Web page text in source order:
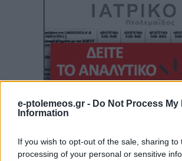
e-ptolemeos.gr - Do Not Process My
Information
If you wish to opt-out of the sale, sharing to
processing of your personal or sensitive